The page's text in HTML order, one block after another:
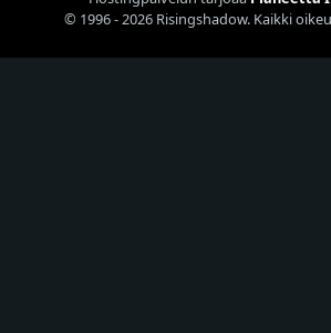
© 1996 - 2026 Risingshadow. Kaikki